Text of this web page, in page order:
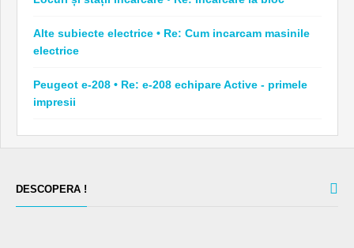
Alte subiecte electrice • Re: Cum incarcam masinile
electrice
Peugeot e-208 • Re: e-208 echipare Active - primele
impresii
DESCOPERA !